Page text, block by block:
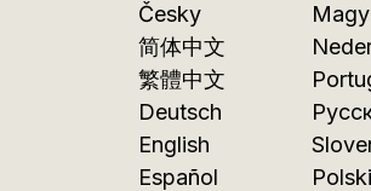
Česky
简体中文
繁體中文
Deutsch
English
Español
Polski